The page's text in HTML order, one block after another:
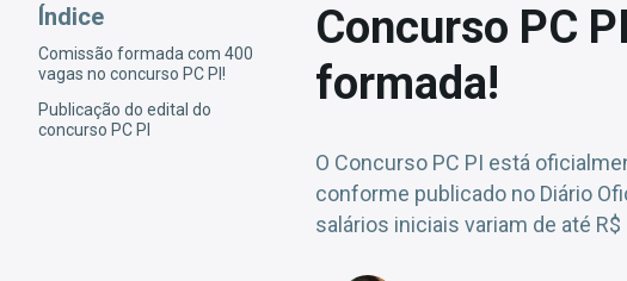
Índice
Comissão formada com 400
vagas no concurso PC PI!
Publicação do edital do
concurso PC PI
Concurso PC
formada!
O Concurso PC PI está
conforme publicado no Diário
salários iniciais variam de até